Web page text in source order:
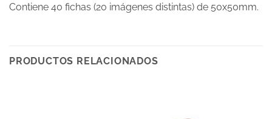
Contiene 40 fichas (20 imágenes distintas) de 50x50mm.
PRODUCTOS RELACIONADOS